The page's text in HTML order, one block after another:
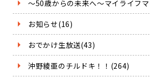
～50歳からの未来へ～マイライフ
お知らせ(16)
おでかけ生放送(43)
沖野綾亜のチルドキ！！(264)